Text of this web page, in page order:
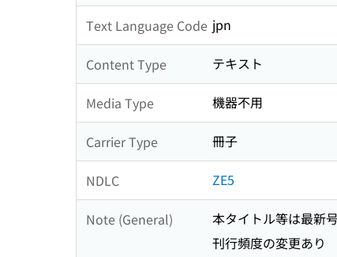
Text Language Code jpn
Content Type テキスト
Media Type 機器不用
Carrier Type 冊子
NDLC ZE5
Note (General)
本タイトル等は最新
刊行頻度の変更あり